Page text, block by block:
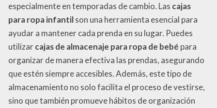
especialmente en temporadas de cambio. Las cajas
para ropa infantilson una herramienta esencial para
ayudar a mantener cada prenda en su lugar. Puedes
utilizarcajas de almacenaje para ropa de bebé para
organizar de manera efectiva las prendas, asegurando
que estén siempre accesibles. Además, este tipo de
almacenamiento no solo facilita el proceso de vestirse,
sino que también promueve hábitos de organización